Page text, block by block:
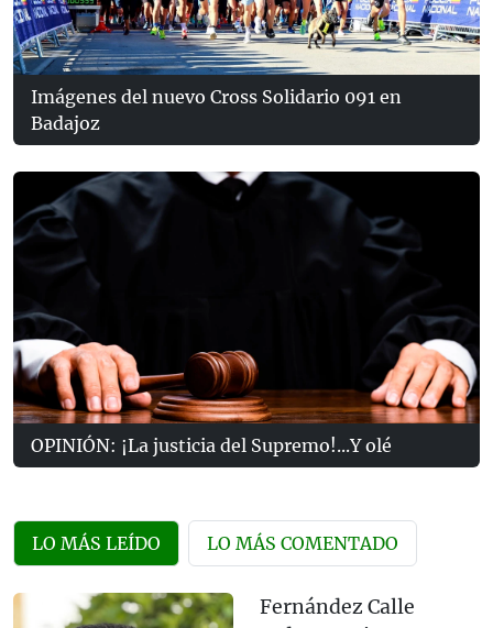
Imágenes del nuevo Cross Solidario 091 en
Badajoz
OPINIÓN: ¡La justicia del Supremo!...Y olé
LO MÁS LEÍDO LO MÁS COMENTADO
Fernández Calle